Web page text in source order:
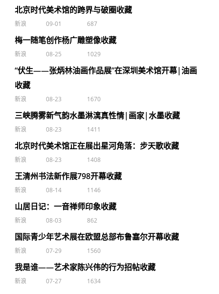
北京时代美术馆的跨界与破圈收藏
新浪 09-01 687
梅一随笔创作杨广雕塑像收藏
新浪 08-25 1029
“伏生——张炳林油画作品展”在深圳美术馆开幕|油画
收藏
新浪 08-23 1670
三峡腾雾新气韵水墨淋漓真性情|画家|水墨收藏
新浪 08-23 1411
北京时代美术馆正在展出星河角落：步天歌收藏
新浪 08-23 1408
王清州书法新作展798开幕收藏
新浪 08-14 1146
山居日记：一音禅师印象收藏
新浪 08-03 862
国际青少年艺术展在欧盟总部布鲁塞尔开幕收藏
新浪 07-29 1560
我是谁——艺术家陈兴伟的行为招帖收藏
新浪 07-27 1634